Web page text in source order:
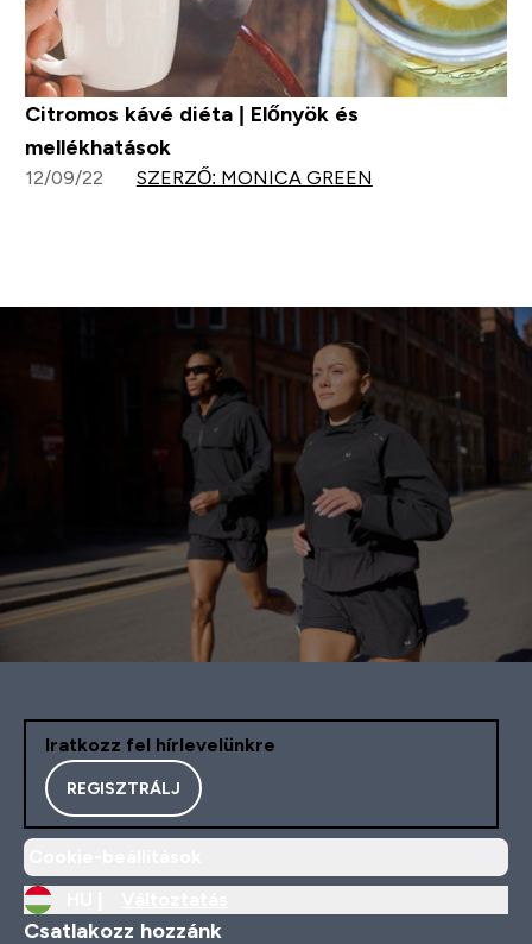
Citromos kávé diéta | Előnyök és
mellékhatások
12/09/22 SZERZŐ: MONICA GREEN
Iratkozz fel hírlevelünkre
REGISZTRÁLJ
Csatlakozz hozzánk